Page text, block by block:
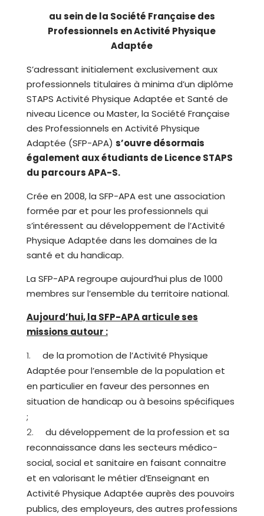
au sein de la Société Française des
Professionnels en Activité Physique
Adaptée
S’adressant initialement exclusivement aux
professionnels titulaires à minima d’un diplôme
STAPS Activité Physique Adaptée et Santé de
niveau Licence ou Master, la Société Française
des Professionnels en Activité Physique
Adaptée (SFP-APA) s’ouvre désormais
également aux étudiants de Licence STAPS
du parcours APA-S.
Crée en 2008, la SFP-APA est une association
formée par et pour les professionnels qui
s’intéressent au développement de l’Activité
Physique Adaptée dans les domaines de la
santé et du handicap.
La SFP-APA regroupe aujourd’hui plus de 1000
membres sur l’ensemble du territoire national.
Aujourd’hui, la SFP-APA articule ses
missions autour :
de la promotion de l’Activité Physique
Adaptée pour l’ensemble de la population et
en particulier en faveur des personnes en
situation de handicap ou à besoins spécifiques
;
du développement de la profession et sa
reconnaissance dans les secteurs médico-
social, social et sanitaire en faisant connaitre
et en valorisant le métier d’Enseignant en
Activité Physique Adaptée auprès des pouvoirs
publics, des employeurs, des autres professions